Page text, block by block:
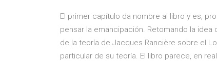
El primer capítulo da nombre al libro y es,
pensar la emancipación. Retomando la
de la teoría de Jacques Rancière sobre el
particular de su teoría. El libro parece, en